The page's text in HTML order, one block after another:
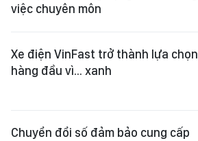
việc chuyên môn
Xe điện VinFast trở thành lựa chọn
hàng đầu vì... xanh
Chuyển đổi số đảm bảo cung cấp